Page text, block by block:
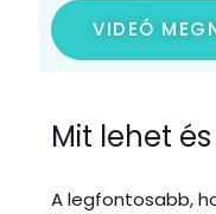
VIDEÓ
Mit lehet
A legfontosabb,